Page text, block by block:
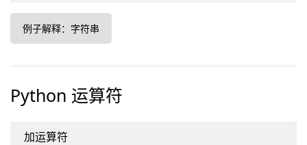
例子解释：字符串
Python 运算符
加运算符